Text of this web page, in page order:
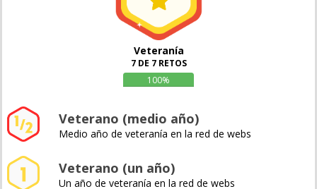
Veteranía
7 DE 7 RETOS
100%
Veterano (medio año)
Medio año de veteranía en la red de webs
Veterano (un año)
Un año de veteranía en la red de webs